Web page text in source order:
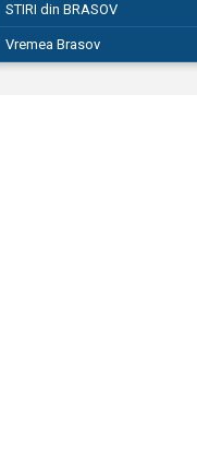
STIRI din BRASOV
195
Vremea Brasov